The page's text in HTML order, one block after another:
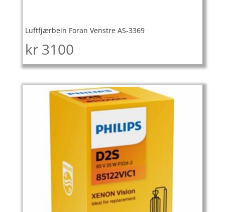
Luftfjærbein Foran Venstre AS-3369
kr 3100